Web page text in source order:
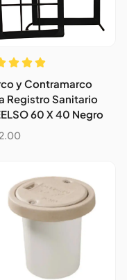
y Contramarco
Registro Sanitario
60 X 40 Negro